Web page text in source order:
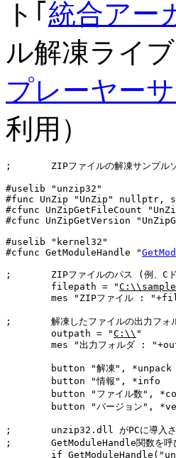
ト｢ 統合アー
ル解凍ライ
プレーヤー
利用）
;	ZIPファイルの解凍サンプルソース (by Kpan)
#uselib "unzip32"
#func UnZip "UnZip"
#cfunc UnZipGetFileCount
#cfunc UnZipGetVersion
#uselib "kernel32"
#cfunc GetModuleHandle "
;	ZIPファイルのパス (例、Cドライブの直下にある場合)
	filepath = "
;	解凍したファイルの出力フォルダ
	outpath = "
C:\\ "
;	unzip32.dll がPCに導入されているかをチェックします。
;	GetModuleHandle関数を呼び出し、statに0が返ると未導入。